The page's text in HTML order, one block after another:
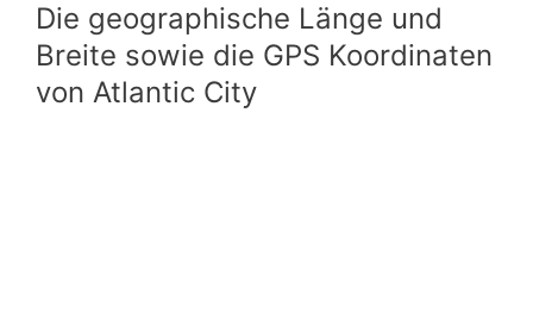
Die geographische Länge und
Breite sowie die GPS Koordinaten
von Atlantic City